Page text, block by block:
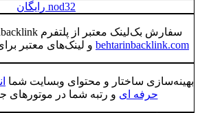
nod32 رایگان
سفارش بک‌لینک معتبر از پلتفرم behtarinbacklink
behtarinbacklink.com و لینک‌های معتبر
بهینه‌سازی ساختار و محتوای وبسایت شما
حرفه ای و رتبه شما در موتورهای